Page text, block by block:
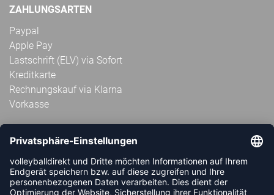
ZAHLUNGSARTEN
Paypal
Apple Pay
Lastschrift (ELV) via Sofort
Kreditkarte
Rechnungskauf via Klarna
Vorkasse
ABONNIERE JETZT DEN KOSTENLOSEN
VOLLEYBALLDIREKT-NEWSLETTER UND VERPASSE KEINE
NEUIGKEIT ODER AKTION MEHR.